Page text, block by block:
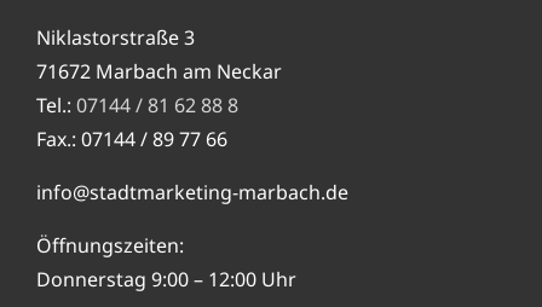
Niklastorstraße 3
71672 Marbach am Neckar
Tel.: 07144 / 81 62 88 8
Fax.: 07144 / 89 77 66
info@stadtmarketing-marbach.de
Öffnungszeiten:
Donnerstag 9:00 – 12:00 Uhr